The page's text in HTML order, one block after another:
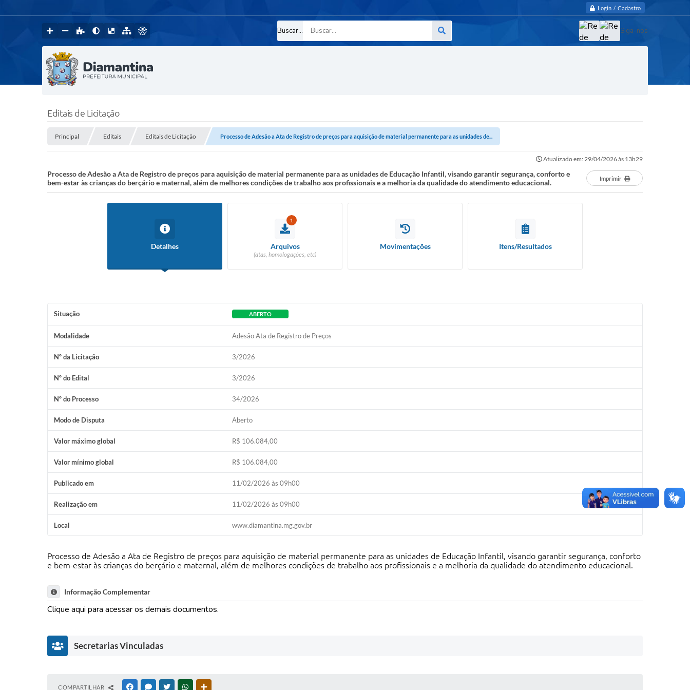
Login / Cadastro
Buscar... Siga-nos
Editais de Licitação
Principal Editais Editais de Licitação Processo de Adesão a Ata de Registro de preços para aquisição de material permanente para as unidades de...
Atualizado em: 29/04/2026 às 13h29
Processo de Adesão a Ata de Registro de preços para aquisição de material permanente para as unidades de Educação Infantil, visando garantir segurança, conforto e
bem-estar às crianças do berçário e maternal, além de melhores condições de trabalho aos profissionais e a melhoria da qualidade do atendimento educacional.
Imprimir
Detalhes
1
Arquivos
(atas, homologações, etc)
Movimentações Itens/Resultados
Situação ABERTO
Modalidade Adesão Ata de Registro de Preços
Nº da Licitação 3/2026
Nº do Edital 3/2026
Nº do Processo 34/2026
Modo de Disputa Aberto
Valor máximo global R$ 106.084,00
Valor mínimo global R$ 106.084,00
Publicado em 11/02/2026 às 09h00
Realização em 11/02/2026 às 09h00
Local www.diamantina.mg.gov.br
Processo de Adesão a Ata de Registro de preços para aquisição de material permanente para as unidades de Educação Infantil, visando garantir segurança, conforto
e bem-estar às crianças do berçário e maternal, além de melhores condições de trabalho aos profissionais e a melhoria da qualidade do atendimento educacional.
Informação Complementar
Clique aqui para acessar os demais documentos.
Secretarias Vinculadas
COMPARTILHAR FACEBOOKMESSENGER
TWITTERWHATSAPP